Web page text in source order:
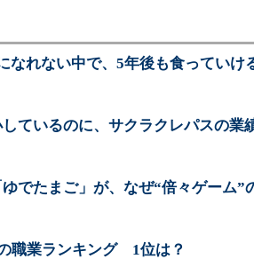
なれない中で、5年後も食っていけ
ているのに、サクラクレパスの業
でたまご」が、なぜ“倍々ゲーム”
職業ランキング 1位は？